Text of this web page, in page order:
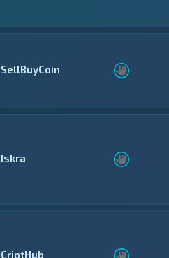
SellBuyCoin
Iskra
CriptHub